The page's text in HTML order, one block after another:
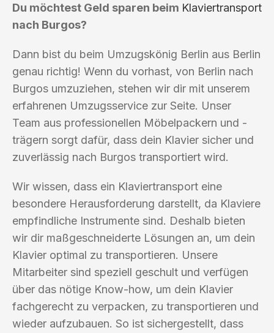
Du möchtest Geld sparen beim Klaviertransport
nach Burgos?
Dann bist du beim Umzugskönig Berlin aus Berlin
genau richtig! Wenn du vorhast, von Berlin nach
Burgos umzuziehen, stehen wir dir mit unserem
erfahrenen Umzugsservice zur Seite. Unser
Team aus professionellen Möbelpackern und -
trägern sorgt dafür, dass dein Klavier sicher und
zuverlässig nach Burgos transportiert wird.
Wir wissen, dass ein Klaviertransport eine
besondere Herausforderung darstellt, da Klaviere
empfindliche Instrumente sind. Deshalb bieten
wir dir maßgeschneiderte Lösungen an, um dein
Klavier optimal zu transportieren. Unsere
Mitarbeiter sind speziell geschult und verfügen
über das nötige Know-how, um dein Klavier
fachgerecht zu verpacken, zu transportieren und
wieder aufzubauen. So ist sichergestellt, dass